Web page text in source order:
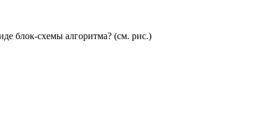
блок-схемы алгоритма? (см. рис.)